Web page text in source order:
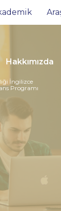
İngilizce
Programı
Hakkımızda